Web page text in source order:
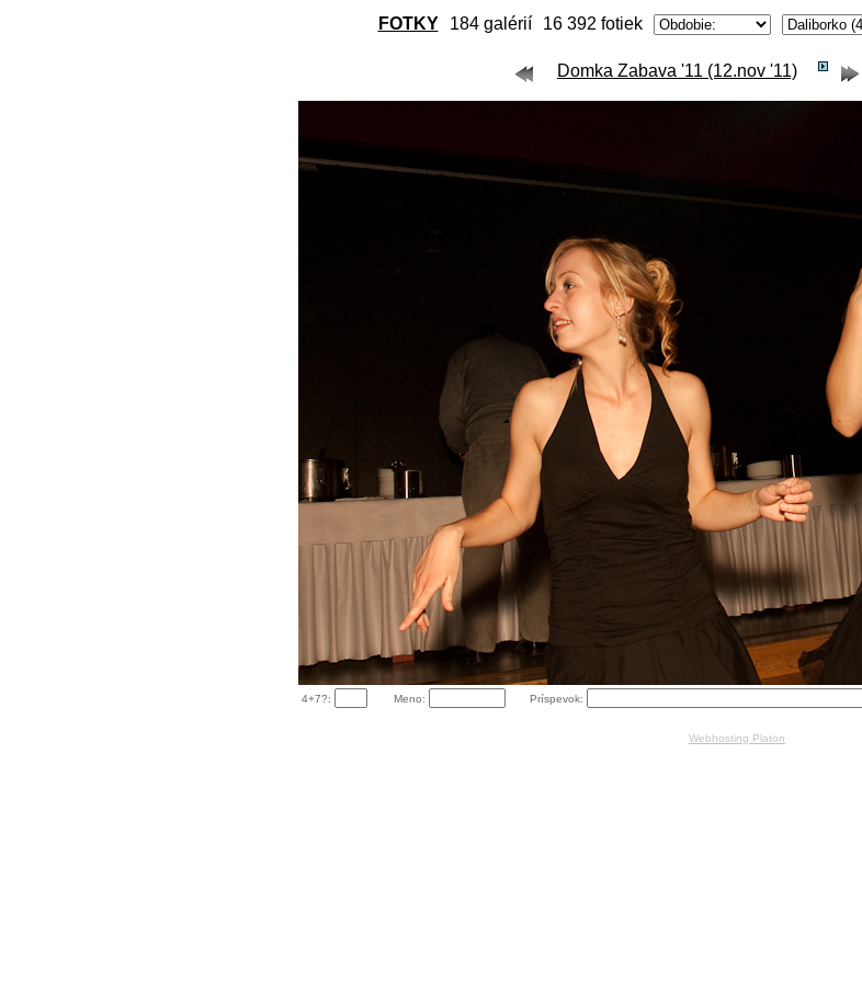
FOTKY 184 galérií 16 392 fotiek
Domka Zabava '11 (12.nov '11)
4+7?: Meno: Príspevok:
Webhosting Platon